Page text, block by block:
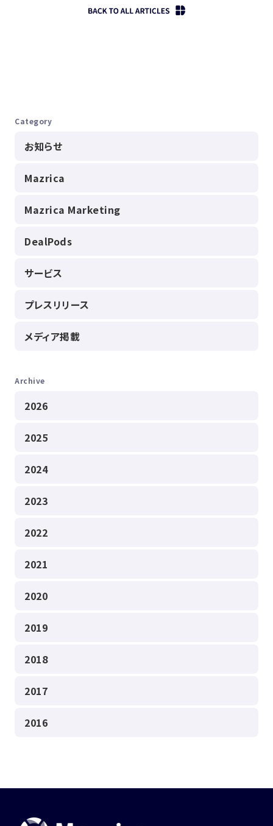
Category
お知らせ
Mazrica
Mazrica Marketing
DealPods
サービス
プレスリリース
メディア掲載
Archive
2026
2025
2024
2023
2022
2021
2020
2019
2018
2017
2016